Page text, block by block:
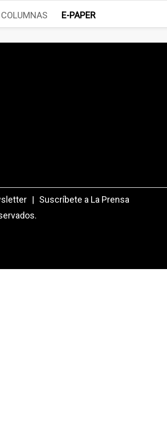
COLUMNAS E-PAPER
| Suscríbete a La Prensa